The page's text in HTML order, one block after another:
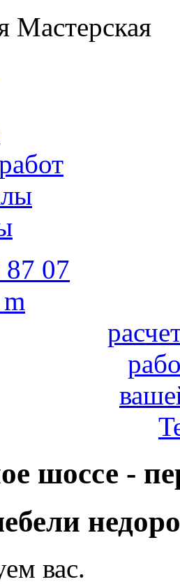
Мастерская
07
шоссе -
вас.